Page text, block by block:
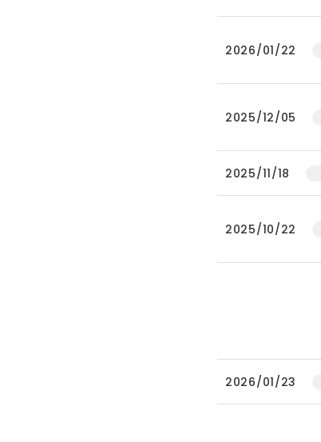
2026/01/22
2025/12/05
2025/11/18
2025/10/22
2026/01/23